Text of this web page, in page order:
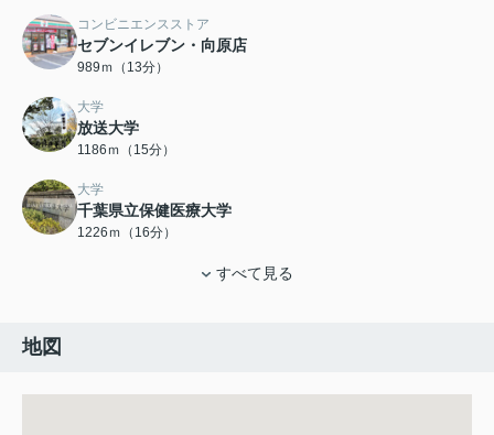
コンビニエンスストア
セブンイレブン・向原店
989ｍ（13分）
大学
放送大学
1186ｍ（15分）
大学
千葉県立保健医療大学
1226ｍ（16分）
すべて見る
地図